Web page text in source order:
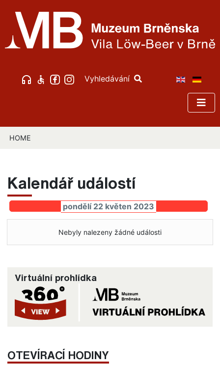
Vyhledávání
HOME
Kalendář událostí
pondělí 22 květen 2023
Nebyly nalezeny žádné události
Virtuální prohlídka
OTEVÍRACÍ HODINY